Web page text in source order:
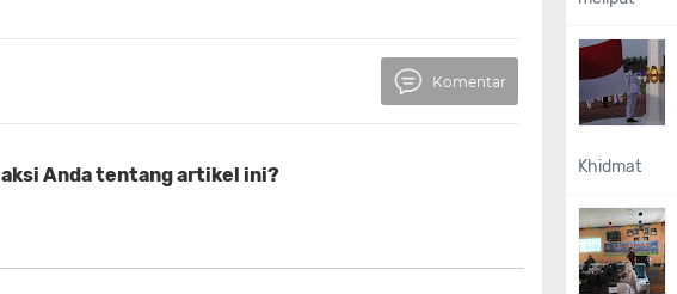
Komentar
Anda tentang artikel ini?
Khidmat